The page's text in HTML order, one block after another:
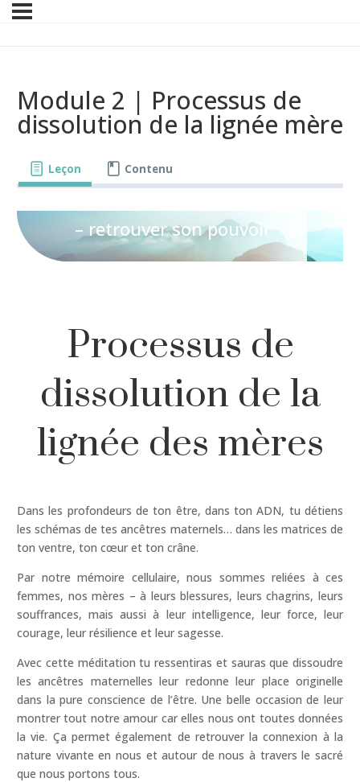
Module 2 | Processus de
dissolution de la lignée mère
Leçon Contenu
Guérir de sa
famille
– retrouver son pouvoir
Processus de
dissolution de la
lignée des mères
Dans les profondeurs de ton être, dans ton ADN, tu détiens
les schémas de tes ancêtres maternels… dans les matrices de
ton ventre, ton cœur et ton crâne.
Par notre mémoire cellulaire, nous sommes reliées à ces
femmes, nos mères – à leurs blessures, leurs chagrins, leurs
souffrances, mais aussi à leur intelligence, leur force, leur
courage, leur résilience et leur sagesse.
Avec cette méditation tu ressentiras et sauras que dissoudre
les ancêtres maternelles leur redonne leur place originelle
dans la pure conscience de l’être. Une belle occasion de leur
montrer tout notre amour car elles nous ont toutes données
la vie. Ça permet également de retrouver la connexion à la
nature vivante en nous et autour de nous à travers le sacré
que nous portons tous.